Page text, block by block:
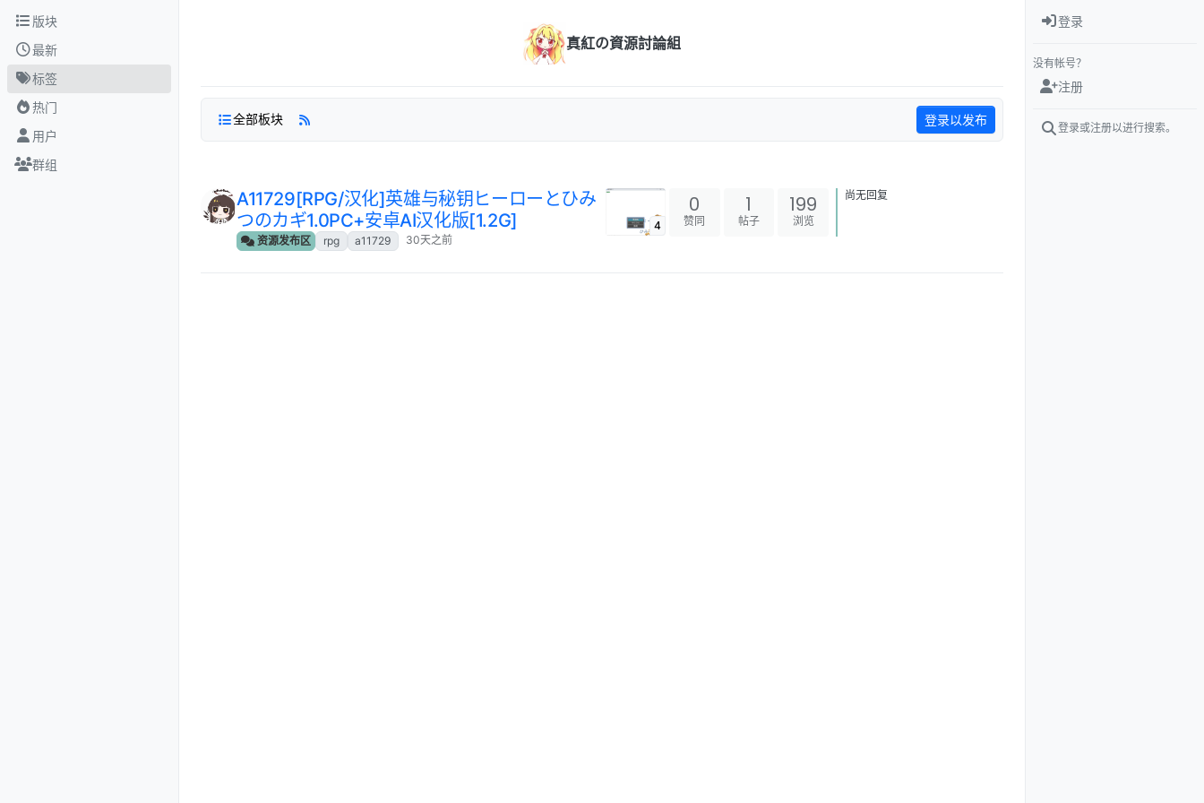
跳转至内容
版块
最新
标签
热门
用户
群组
真紅の資源討論組
全部板块 登录以发布
A11729[RPG/汉化]英雄与秘钥ヒーローとひみ
つのカギ1.0PC+安卓AI汉化版[1.2G]
资源发布区 rpg a11729 30天之前
4
0
赞同
1
帖子
199
浏览
尚无回复
登录
没有帐号？
注册
登录或注册以进行搜索。